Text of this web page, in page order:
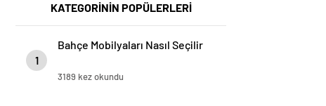
KATEGORİNİN POPÜLERLERİ
1
Bahçe Mobilyaları Nasıl Seçilir
3189 kez okundu